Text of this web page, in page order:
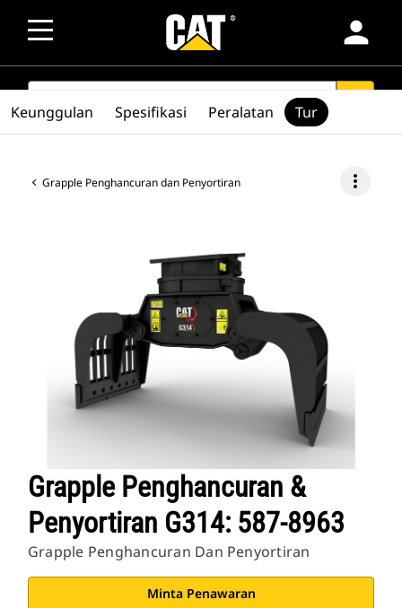
person
SEARCH
Grapple Penghancuran dan Penyortiran more_vert
Grapple Penghancuran &
Penyortiran G314: 587-8963
Grapple Penghancuran Dan Penyortiran
Minta Penawaran
Keunggulan Spesifikasi Peralatan Tur